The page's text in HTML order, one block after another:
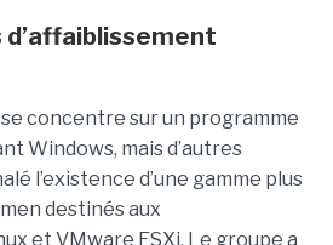
concentre sur un programme
Windows, mais d’autres
l’existence d’une gamme plus
destinés aux
et VMware ESXi. Le groupe a